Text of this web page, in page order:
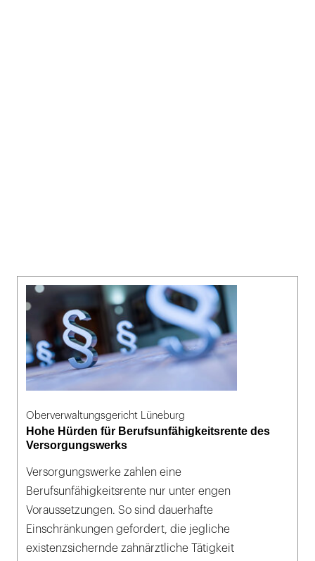
Oberverwaltungsgericht Lüneburg
Hohe Hürden für Berufsunfähigkeitsrente des
Versorgungswerks
Versorgungswerke zahlen eine
Berufsunfähigkeitsrente nur unter engen
Voraussetzungen. So sind dauerhafte
Einschränkungen gefordert, die jegliche
existenzsichernde zahnärztliche Tätigkeit